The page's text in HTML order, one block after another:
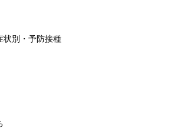
状別・予防接種